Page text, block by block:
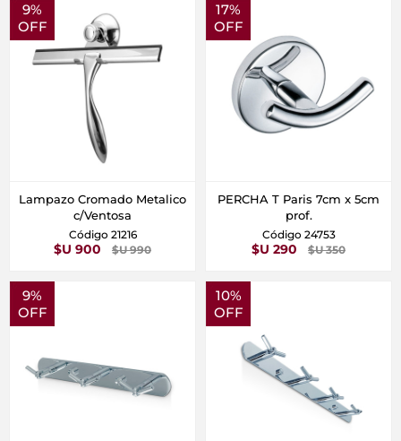
9%
OFF
Lampazo Cromado Metalico
c/Ventosa
Código 21216
$U 900 $U 990
17%
OFF
PERCHA T Paris 7cm x 5cm
prof.
Código 24753
$U 290 $U 350
9%
OFF
10%
OFF